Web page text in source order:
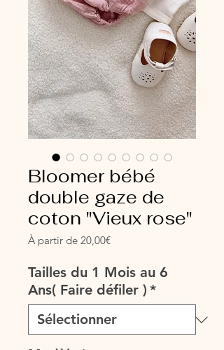
Bloomer bébé
double gaze de
coton "Vieux rose"
À partir de 20,00€Prix
Tailles du 1 Mois au 6
Ans( Faire défiler ) *